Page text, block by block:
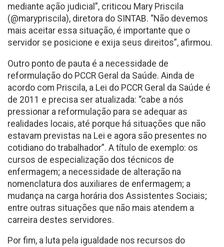
mediante ação judicial”, criticou Mary Priscila
(@marypriscila), diretora do SINTAB. “Não devemos
mais aceitar essa situação, é importante que o
servidor se posicione e exija seus direitos”, afirmou.
Outro ponto de pauta é a necessidade de
reformulação do PCCR Geral da Saúde. Ainda de
acordo com Priscila, a Lei do PCCR Geral da Saúde é
de 2011 e precisa ser atualizada: “cabe a nós
pressionar a reformulação para se adequar as
realidades locais, até porque há situações que não
estavam previstas na Lei e agora são presentes no
cotidiano do trabalhador”. A título de exemplo: os
cursos de especialização dos técnicos de
enfermagem; a necessidade de alteração na
nomenclatura dos auxiliares de enfermagem; a
mudança na carga horária dos Assistentes Sociais;
entre outras situações que não mais atendem a
carreira destes servidores.
Por fim, a luta pela igualdade nos recursos do